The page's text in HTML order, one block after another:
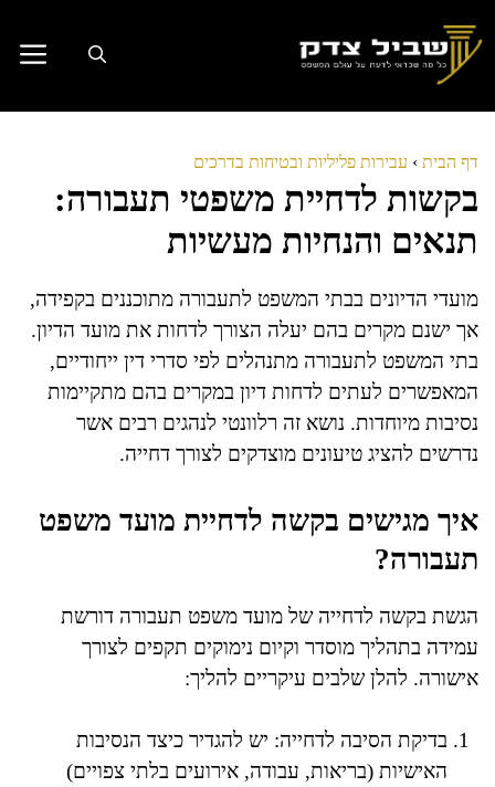
לתוכן
דף הבית › עבירות פליליות ובטיחות בדרכים
בקשות לדחיית משפטי תעבורה:
תנאים והנחיות מעשיות
מועדי הדיונים בבתי המשפט לתעבורה מתוכננים בקפידה,
אך ישנם מקרים בהם יעלה הצורך לדחות את מועד הדיון.
בתי המשפט לתעבורה מתנהלים לפי סדרי דין ייחודיים,
המאפשרים לעתים לדחות דיון במקרים בהם מתקיימות
נסיבות מיוחדות. נושא זה רלוונטי לנהגים רבים אשר
נדרשים להציג טיעונים מוצדקים לצורך דחייה.
איך מגישים בקשה לדחיית מועד משפט
תעבורה?
הגשת בקשה לדחייה של מועד משפט תעבורה דורשת
עמידה בתהליך מוסדר וקיום נימוקים תקפים לצורך
אישורה. להלן שלבים עיקריים להליך:
בדיקת הסיבה לדחייה: יש להגדיר כיצד הנסיבות
האישיות (בריאות, עבודה, אירועים בלתי צפויים)